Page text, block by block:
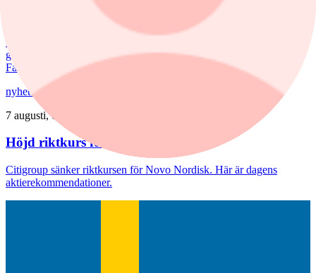
Priserna på bostadsrätter sjönk i juli medan villapriserna ökade.
glädjande signal", menar Liza Nyberg, tf VD för Svensk
Fastighetsförmedling.
nyheter/
7 augusti, 08:39
Höjd riktkurs för Nibe
Citigroup sänker riktkursen för Novo Nordisk. Här är dagens
aktierekommendationer.